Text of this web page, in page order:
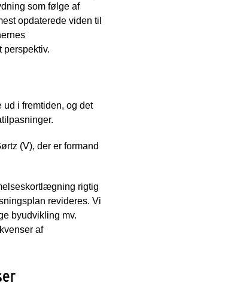
som følge af
opdaterede viden til
i fremtiden, og det
(V), der er formand
rigtig
revideres. Vi
byudvikling mv.
af